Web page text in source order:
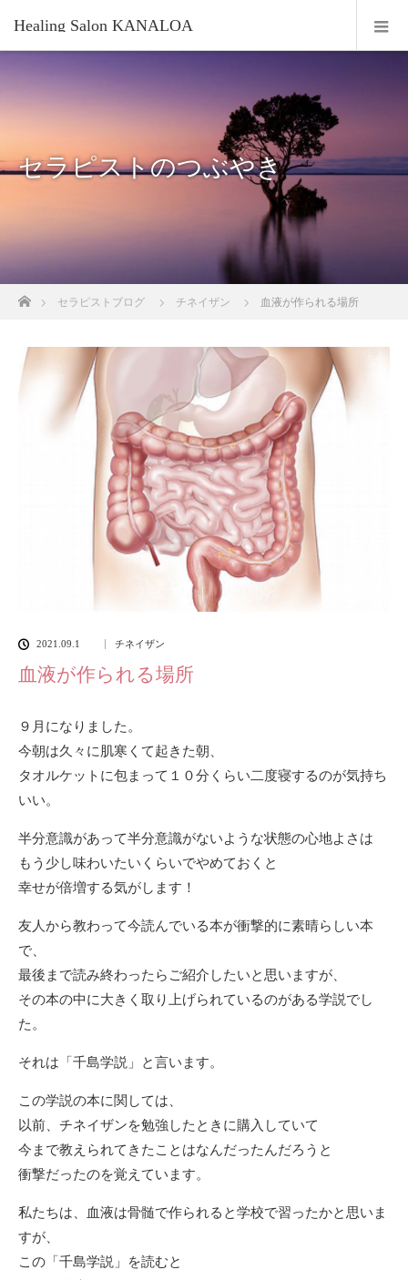
Healing Salon KANALOA
セラピストのつぶやき
ホームセラピストブログ チネイザン 血液が作られる場所
2021.09.1 チネイザン
血液が作られる場所
９月になりました。
今朝は久々に肌寒くて起きた朝、
タオルケットに包まって１０分くらい二度寝するのが気持ち
いい。
半分意識があって半分意識がないような状態の心地よさは
もう少し味わいたいくらいでやめておくと
幸せが倍増する気がします！
友人から教わって今読んでいる本が衝撃的に素晴らしい本
で、
最後まで読み終わったらご紹介したいと思いますが、
その本の中に大きく取り上げられているのがある学説でし
た。
それは「千島学説」と言います。
この学説の本に関しては、
以前、チネイザンを勉強したときに購入していて
今まで教えられてきたことはなんだったんだろうと
衝撃だったのを覚えています。
私たちは、血液は骨髄で作られると学校で習ったかと思いま
すが、
この「千島学説」を読むと